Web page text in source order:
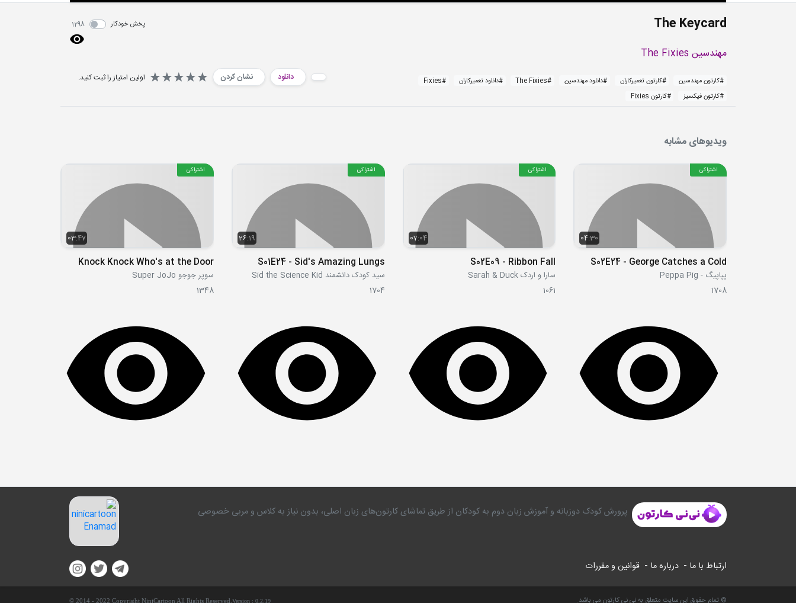
The Keycard پخش خودکار 1298
مهندسین The Fixies
#کارتون مهندسین #کارتون تعمیرکاران #دانلود مهندسین #
The Fixies
#دانلود تعمیرکاران #
Fixies
#کارتون فیکسیز #کارتون Fixies
دانلود نشان کردن اولین امتیاز را ثبت کنید.
ویدیوهای مشابه
04:30
اشتراکی
S02E24 - George Catches a Cold
پپاپیگ - Peppa Pig
1708
07:04
اشتراکی
S02E09 - Ribbon Fall
سارا و اردک Sarah & Duck
1061
26:19
اشتراکی
S01E24 - Sid's Amazing Lungs
سید کودک دانشمند Sid the Science Kid
1704
03:47
اشتراکی
Knock Knock Who's at the Door
سوپر جوجو Super JoJo
1348
پرورش کودک دوزبانه و آموزش زبان دوم به کودکان از طریق تماشای کارتون‌های زبان اصلی، بدون نیاز به کلاس و مربی خصوصی
ارتباط با ما - درباره ما - قوانین و مقررات
© تمام حقوق این سایت متعلق به نی نی کارتون می باشد. © 2014 - 2022 Copyright NiniCartoon All Rights Reserved. Version : 0.2.19